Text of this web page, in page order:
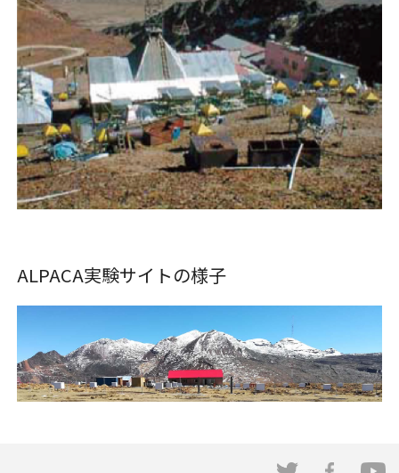
ALPACA実験サイトの様子